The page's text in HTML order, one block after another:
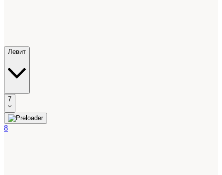
Левит
7
8